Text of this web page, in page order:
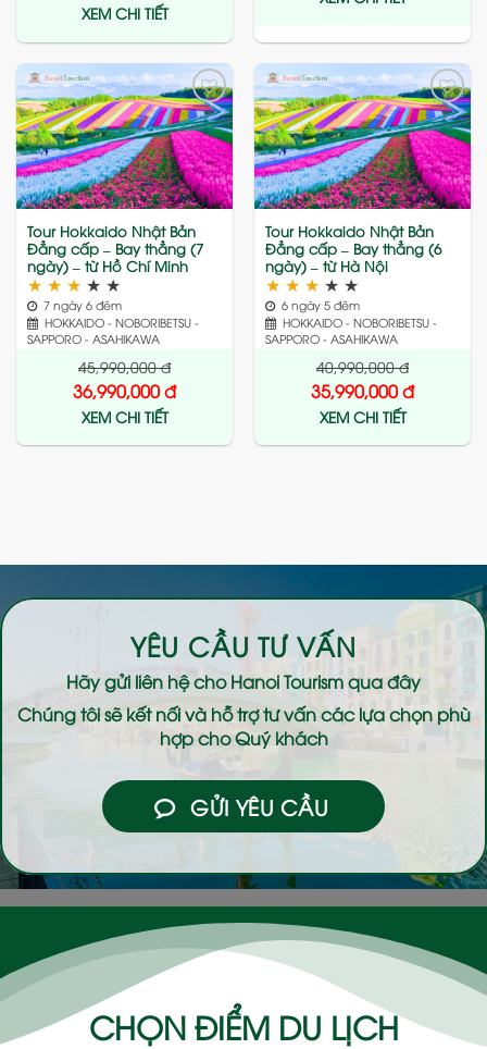
XEM CHI TIẾT
Add
to
wishlist
Tour Hokkaido Nhật Bản
Đẳng cấp – Bay thẳng (7
ngày) – từ Hồ Chí Minh
★ ★ ★ ★ ★
7 ngày 6 đêm
HOKKAIDO - NOBORIBETSU -
SAPPORO - ASAHIKAWA
45,990,000đ
36,990,000đ
XEM CHI TIẾT
Add
to
wishlist
Tour Hokkaido Nhật Bản
Đẳng cấp – Bay thẳng (6
ngày) – từ Hà Nội
★ ★ ★ ★ ★
6 ngày 5 đêm
HOKKAIDO - NOBORIBETSU -
SAPPORO - ASAHIKAWA
40,990,000đ
35,990,000đ
XEM CHI TIẾT
YÊU CẦU TƯ VẤN
Hãy gửi liên hệ choHanoi Tourismqua đây
Chúng tôi sẽ kết nối và hỗ trợ tư vấn các lựa chọn phù
hợp cho Quý khách
GỬI YÊU CẦU
CHỌN ĐIỂM DU LỊCH